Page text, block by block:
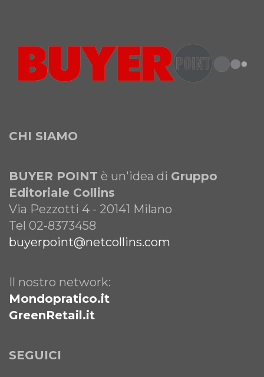
CHI SIAMO
BUYER POINT è un'idea di Gruppo
Editoriale Collins
Via Pezzotti 4 - 20141 Milano
Tel 02-8373458
buyerpoint@netcollins.com
Il nostro network:
Mondopratico.it
GreenRetail.it
SEGUICI